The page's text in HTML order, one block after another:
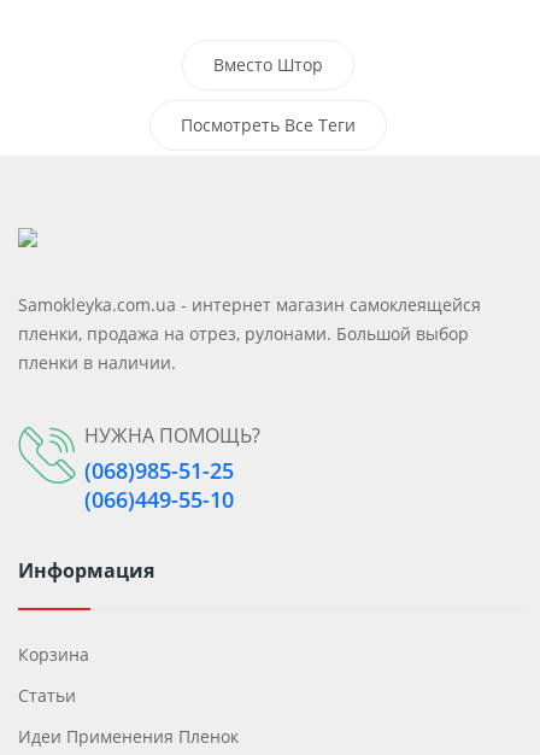
Вместо Штор
Декоративная Пленка На Окна
Пленка На Окна Пленка На Стекло Двери
Чтобы Не Было Видно С Улицы
Статическая Пленка
Посмотреть Все Теги
Samokleyka.com.ua - интернет магазин самоклеящейся
пленки, продажа на отрез, рулонами. Большой выбор
пленки в наличии.
НУЖНА ПОМОЩЬ?
(068)985-51-25
(066)449-55-10
Информация
Корзина
Статьи
Идеи Применения Пленок